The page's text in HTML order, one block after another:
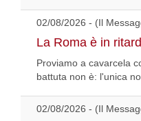
02/08/2026 - (Il
La Roma è in
Proviamo a cavarcela
battuta non è: l'unica
02/08/2026 - (Il